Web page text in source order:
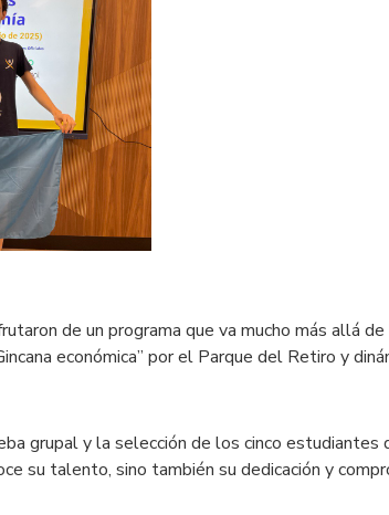
de un programa que va mucho más allá
económica” por el Parque del Retiro y
grupal y la selección de los cinco
su talento, sino también su dedicación y